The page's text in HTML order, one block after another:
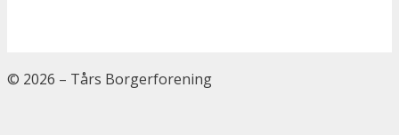
© 2026 – Tårs Borgerforening